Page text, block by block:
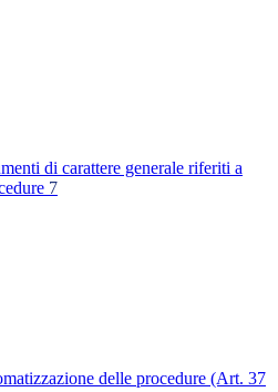
di carattere generale riferiti a
7
delle procedure (Art. 37